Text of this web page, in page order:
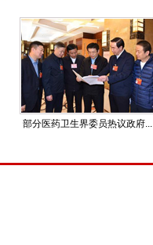
部分医药卫生界委员热议政府...